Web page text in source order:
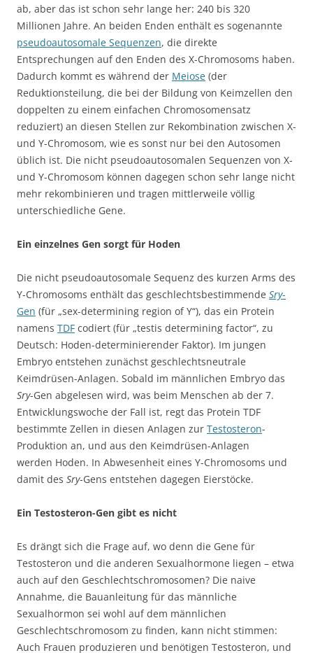
ab, aber das ist schon sehr lange her: 240 bis 320
Millionen Jahre. An beiden Enden enthält es sogenannte
pseudoautosomale Sequenzen, die direkte
Entsprechungen auf den Enden des X-Chromosoms haben.
Dadurch kommt es während der Meiose (der
Reduktionsteilung, die bei der Bildung von Keimzellen den
doppelten zu einem einfachen Chromosomensatz
reduziert) an diesen Stellen zur Rekombination zwischen X-
und Y-Chromosom, wie es sonst nur bei den Autosomen
üblich ist. Die nicht pseudoautosomalen Sequenzen von X-
und Y-Chromosom können dagegen schon sehr lange nicht
mehr rekombinieren und tragen mittlerweile völlig
unterschiedliche Gene.
Ein einzelnes Gen sorgt für Hoden
Die nicht pseudoautosomale Sequenz des kurzen Arms des
Y-Chromosoms enthält das geschlechtsbestimmende Sry-
Gen (für „sex-determining region of Y“), das ein Protein
namens TDF codiert (für „testis determining factor“, zu
Deutsch: Hoden-determinierender Faktor). Im jungen
Embryo entstehen zunächst geschlechtsneutrale
Keimdrüsen-Anlagen. Sobald im männlichen Embryo das
Sry-Gen abgelesen wird, was beim Menschen ab der 7.
Entwicklungswoche der Fall ist, regt das Protein TDF
bestimmte Zellen in diesen Anlagen zur Testosteron-
Produktion an, und aus den Keimdrüsen-Anlagen
werden Hoden. In Abwesenheit eines Y-Chromosoms und
damit des Sry-Gens entstehen dagegen Eierstöcke.
Ein Testosteron-Gen gibt es nicht
Es drängt sich die Frage auf, wo denn die Gene für
Testosteron und die anderen Sexualhormone liegen – etwa
auch auf den Geschlechtschromosomen? Die naive
Annahme, die Bauanleitung für das männliche
Sexualhormon sei wohl auf dem männlichen
Geschlechtschromosom zu finden, kann nicht stimmen:
Auch Frauen produzieren und benötigen Testosteron, und